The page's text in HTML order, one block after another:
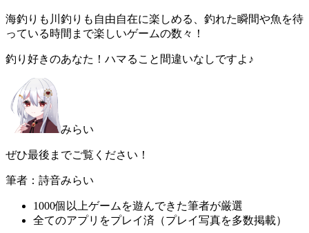
海釣りも川釣りも自由自在に楽しめる、 釣れた瞬間や魚を待
っている時間まで楽しいゲームの数々！
釣り好きのあなた！ハマること間違いなしですよ♪
みらい
ぜひ最後までご覧ください！
筆者：詩音みらい
1000個以上ゲームを遊んできた筆者が厳選
全てのアプリをプレイ済（プレイ写真を多数掲載）